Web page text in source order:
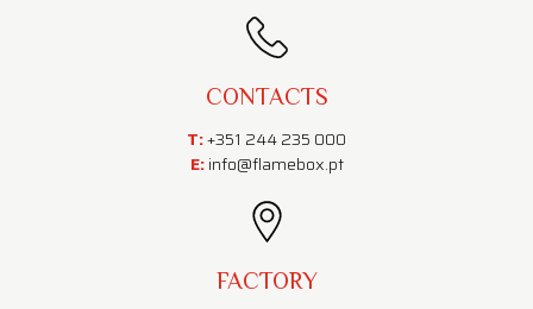
CONTACTS
T:+351 244 235 000
E: info@flamebox.pt
FACTORY